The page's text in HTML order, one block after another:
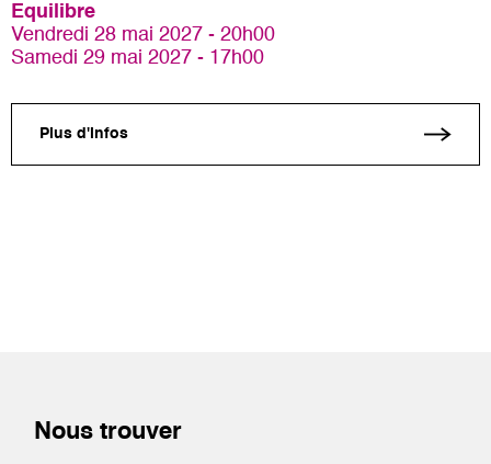
Equilibre
Vendredi 28 mai 2027 - 20h00
Samedi 29 mai 2027 - 17h00
Plus d'infos
Nous trouver